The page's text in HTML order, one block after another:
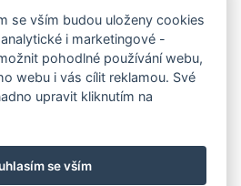
458/8
03 Jeseník
+420 777 453 791
NÁŠ FACEBOOK
se vším budou uloženy cookies
i marketingové -
pohodlné používání webu,
webu i vás cílit reklamou. Své
upravit kliknutím na
se vším